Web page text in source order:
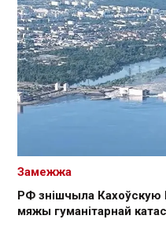
РФ знішчыла Кахоўскую
мяжы гуманітарнай
Замежжа